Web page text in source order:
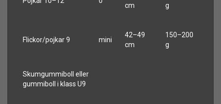
cm g
Flickor/pojkar 9 mini
42–49
cm
150–200
g
Skumgummiboll eller
gummiboll i klass U9